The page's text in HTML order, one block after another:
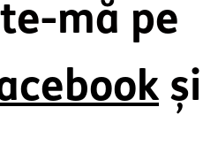
mă pe
și